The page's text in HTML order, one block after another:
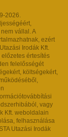
2026.
vállal. A
ezért
Irodák Kft.
értesítés
felelősségét
költségekért,
vagy
Kft. weboldalain
felhasználása
Utazási Irodák